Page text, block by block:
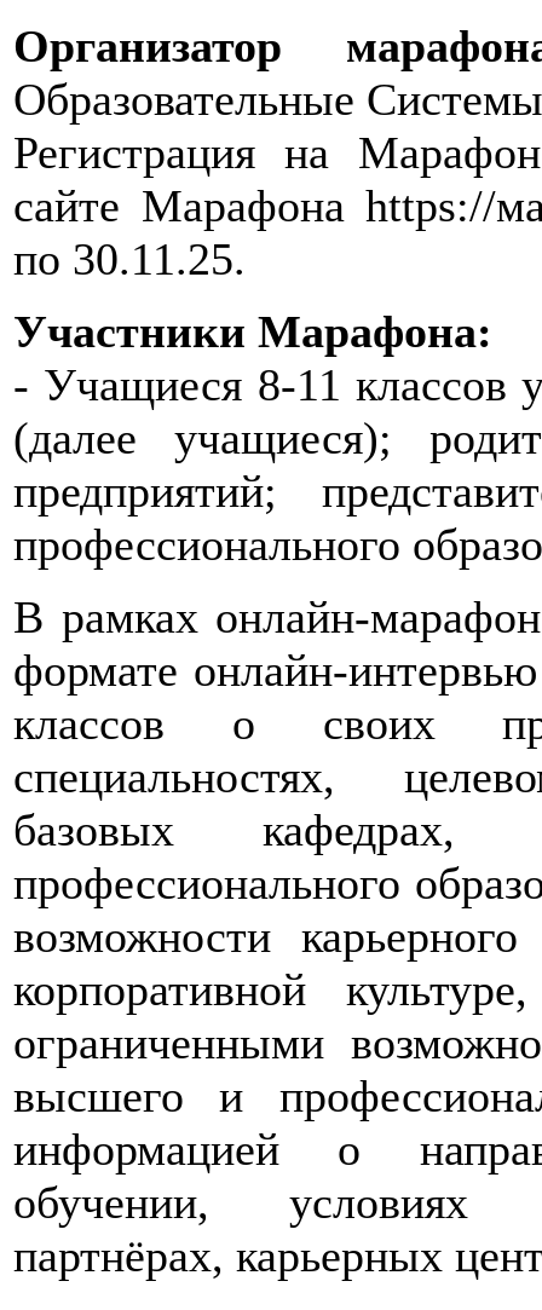
Организатор
Образовательные
Регистрация на
сайте Марафона https://
по 30.11.25.
Участники Марафона:
- Учащиеся 8-11 классов
(далее учащиеся);
предприятий;
профессионального
В рамках онлайн-
формате онлайн-
классов о своих
специальностях,
базовых
профессионального
возможности
корпоративной
ограниченными
высшего и
информацией о
обучении, условиях
партнёрах, карьерных